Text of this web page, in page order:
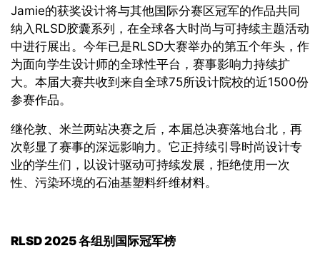
Jamie的获奖设计将与其他国际分赛区冠军的作品共同
纳入 RLSD胶囊系列，在全球各大时尚与可持续主题活动
中进行展出。今年已是RLSD大赛举办的第五个年头，作
为面向学生设计师的全球性平台，赛事影响力持续扩
大。本届大赛共收到来自全球75所设计院校的近1500份
参赛作品。
继伦敦、米兰两站决赛之后，本届总决赛落地台北，再
次彰显了赛事的深远影响力 。 它正持续引导时尚设计专
业的学生们，以设计驱动可持续发展，拒绝使用一次
性、污染环境的石油基塑料纤维材料。
RLSD 2025各组别国际冠军榜